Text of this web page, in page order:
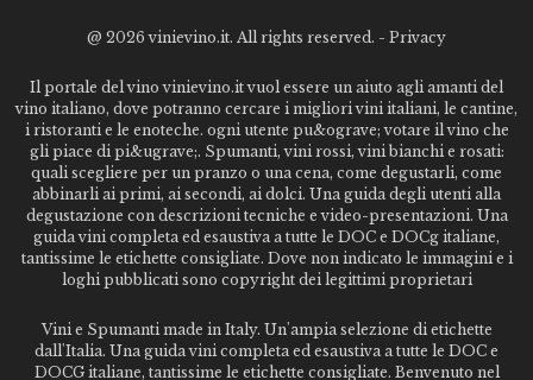
@ 2026 vinievino.it. All rights reserved. - Privacy
Il portale del vino vinievino.it vuol essere un aiuto agli amanti del
vino italiano, dove potranno cercare i migliori vini italiani, le cantine,
i ristoranti e le enoteche. ogni utente pu&ograve; votare il vino che
gli piace di pi&ugrave;. Spumanti, vini rossi, vini bianchi e rosati:
quali scegliere per un pranzo o una cena, come degustarli, come
abbinarli ai primi, ai secondi, ai dolci. Una guida degli utenti alla
degustazione con descrizioni tecniche e video-presentazioni. Una
guida vini completa ed esaustiva a tutte le DOC e DOCg italiane,
tantissime le etichette consigliate. Dove non indicato le immagini e i
loghi pubblicati sono copyright dei legittimi proprietari
Vini e Spumanti made in Italy. Un'ampia selezione di etichette
dall'Italia. Una guida vini completa ed esaustiva a tutte le DOC e
DOCG italiane, tantissime le etichette consigliate. Benvenuto nel